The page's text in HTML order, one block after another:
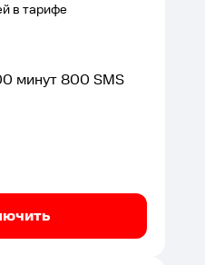
в тарифе
минут800 SMS